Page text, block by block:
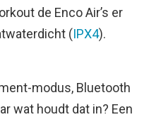
de Enco Air’s er
(IPX4).
modus, Bluetooth
wat houdt dat in? Een